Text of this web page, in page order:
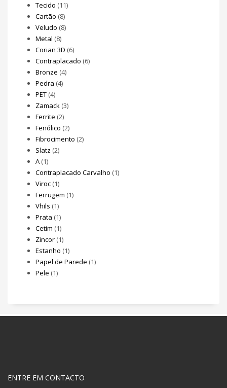
Tecido (11)
Cartão (8)
Veludo (8)
Metal (8)
Corian 3D (6)
Contraplacado (6)
Bronze (4)
Pedra (4)
PET (4)
Zamack (3)
Ferrite (2)
Fenólico (2)
Fibrocimento (2)
Slatz (2)
A (1)
Contraplacado Carvalho (1)
Viroc (1)
Ferrugem (1)
Vhils (1)
Prata (1)
Cetim (1)
Zincor (1)
Estanho (1)
Papel de Parede (1)
Pele (1)
ENTRE EM CONTACTO